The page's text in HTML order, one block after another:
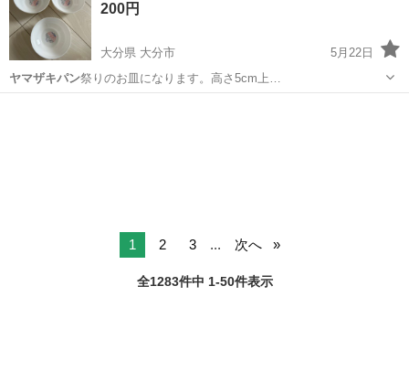
300円～の格安食堂あり！《佐...
200円
大分県 大分市
5月22日
ヤマザキパン祭りのお皿になります。高さ5cm上…
1 2 3 ... 次へ
全1283件中 1-50件表示